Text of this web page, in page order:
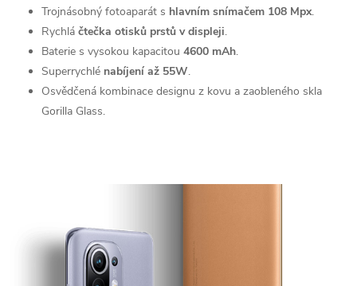
Trojnásobný fotoaparát s hlavním snímačem 108 Mpx.
Rychlá čtečka otisků prstů v displeji.
Baterie s vysokou kapacitou 4600 mAh.
Superrychlé nabíjení až 55W.
Osvědčená kombinace designu z kovu a zaobleného skla
Gorilla Glass.